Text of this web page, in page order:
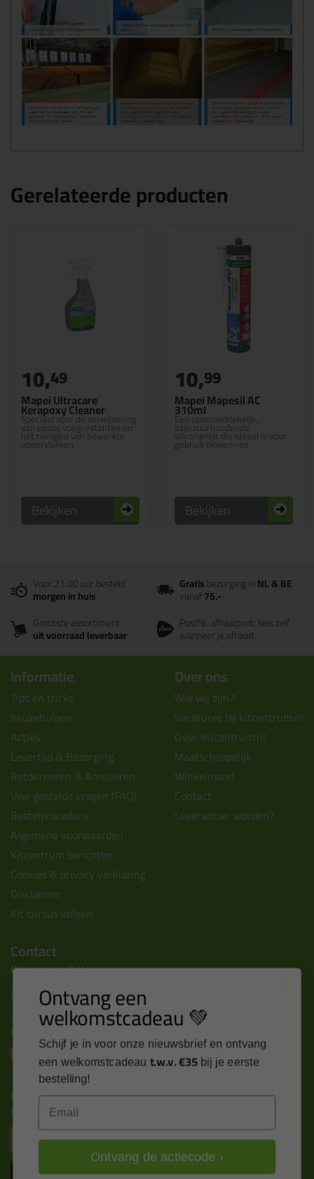
Gerelateerde producten
Mapei Ultracare
Kerapoxy Cleaner
Speciaal voor de verwijdering
van epoxy voegrestanten en
het reinigen van bewerkte
oppervlakken
10,49
Bekijken
Mapei Mapesil AC
310ml
Een oplosmiddelvrije,
azijnzuurhoudende
siliconenkit die ideaal is voor
gebruik binnen- en
buitenshuis
10,99
Bekijken
Voor 21:00 uur besteld
morgen in huis
Gratisbezorging inNL & BE
vanaf75,-
Grootste assortiment
uit voorraad leverbaar
PostNL afhaalpunt: kies zelf
wanneer je afhaalt
Informatie
Tips en tricks
Keuzehulpen
Acties
Levertijd & Bezorging
Retourneren & Annuleren
Veel gestelde vragen (FAQ)
Bestelprocedure
Algemene voorwaarden
Kitcentrum berichten
Cookies & privacy verklaring
Disclaimer
Kit cursus volgen
Over ons
Wie wij zijn?
Vacatures bij kitcentrum.nl
Over Kitcentrum.nl
Maatschappelijk
Winkelmand
Contact
Leverancier worden?
Contact
Kitcentrum B.V.
Alle contactgegevens >
Altijd op de hoogte blijven?
Nieuws, tips en exclusieve deals rechtstreeks in je
inbox
Email
Ontvang een
welkomstcadeau 💚
Schijf je in voor onze nieuwsbrief en ontvang
een welkomstcadeau t.w.v. €35 bij je eerste
bestelling!
Ontvang de actiecode ›